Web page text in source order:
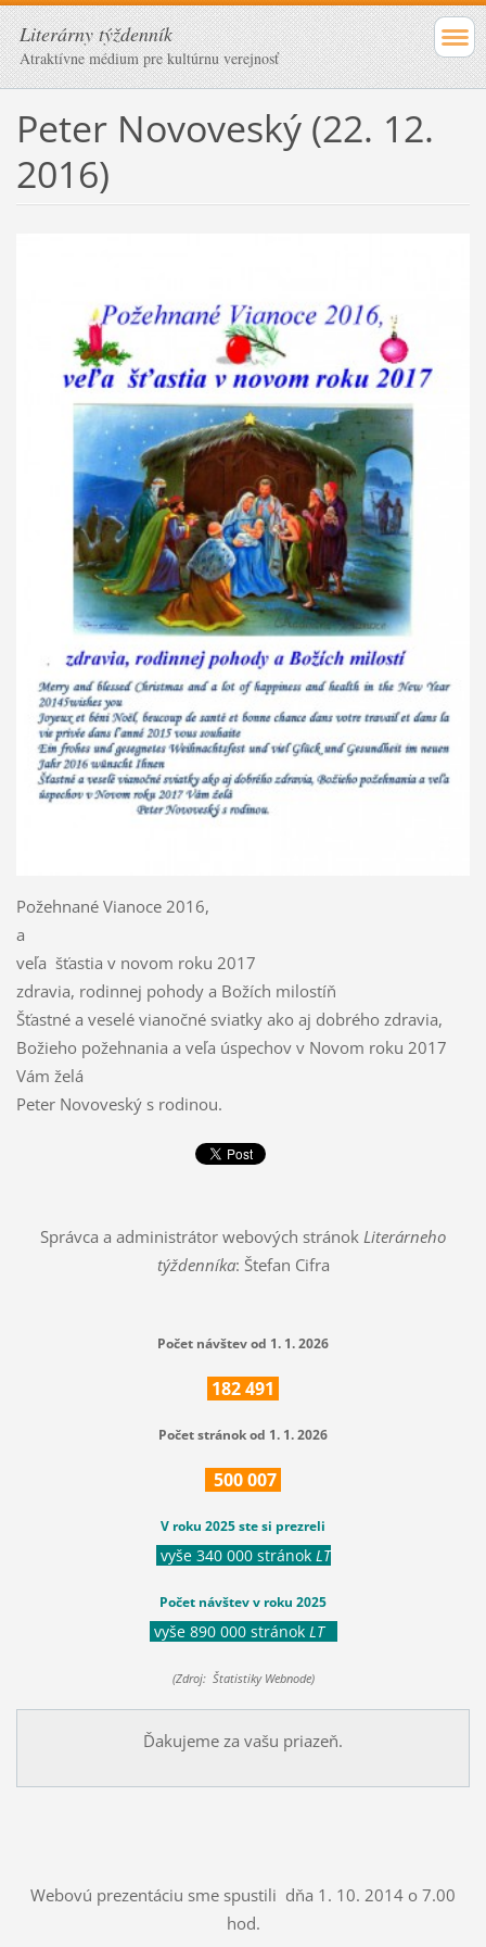
Literárny týždenník
Atraktívne médium pre kultúrnu verejnosť
Peter Novoveský (22. 12.
2016)
Požehnané Vianoce 2016,
a
veľa šťastia v novom roku 2017
zdravia, rodinnej pohody a Božích milostíň
Šťastné a veselé vianočné sviatky ako aj dobrého zdravia,
Božieho požehnania a veľa úspechov v Novom roku 2017
Vám želá
Peter Novoveský s rodinou.
Správca a administrátor webových stránok Literárneho
týždenníka: Štefan Cifra
Počet návštev od 1. 1. 2026
182491
Počet stránok od 1. 1. 2026
500007
V roku 2025 ste si prezreli
vyše 340 000 stránok LT
Počet návštev v roku 2025
vyše 890 000 stránok LT
(Zdroj: Štatistiky Webnode)
Ďakujeme za vašu priazeň.
Webovú prezentáciu sme spustili dňa 1. 10. 2014 o 7.00
hod.